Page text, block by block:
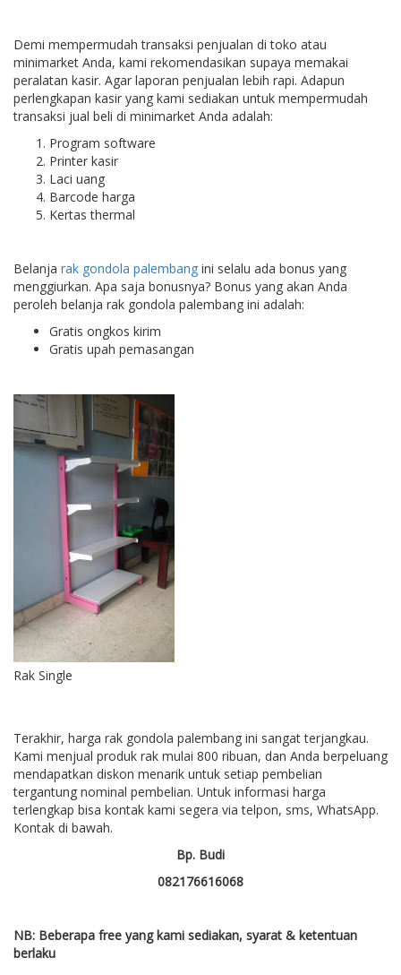
Demi mempermudah transaksi penjualan di toko atau
minimarket Anda, kami rekomendasikan supaya memakai
peralatan kasir. Agar laporan penjualan lebih rapi. Adapun
perlengkapan kasir yang kami sediakan untuk mempermudah
transaksi jual beli di minimarket Anda adalah:
Program software
Printer kasir
Laci uang
Barcode harga
Kertas thermal
Belanja rak gondola palembang ini selalu ada bonus yang
menggiurkan. Apa saja bonusnya? Bonus yang akan Anda
peroleh belanja rak gondola palembang ini adalah:
Gratis ongkos kirim
Gratis upah pemasangan
Rak Single
Terakhir, harga rak gondola palembang ini sangat terjangkau.
Kami menjual produk rak mulai 800 ribuan, dan Anda berpeluang
mendapatkan diskon menarik untuk setiap pembelian
tergantung nominal pembelian. Untuk informasi harga
terlengkap bisa kontak kami segera via telpon, sms, WhatsApp.
Kontak di bawah.
Bp. Budi
082176616068
NB: Beberapa free yang kami sediakan, syarat & ketentuan
berlaku